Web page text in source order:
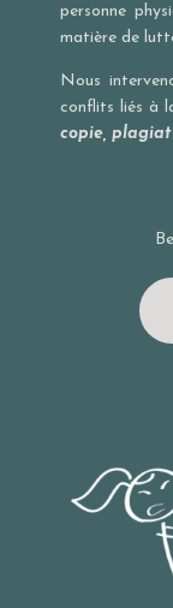
personne
matière de
Nous
conflits liés à
copie, plagiat